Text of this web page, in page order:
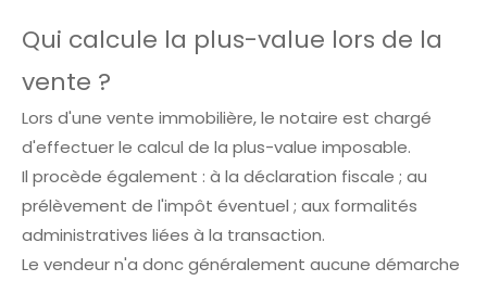
Qui calcule la plus-value lors de la
vente ?
Lors d'une vente immobilière, le notaire est chargé
d'effectuer le calcul de la plus-value imposable.
Il procède également : à la déclaration fiscale ; au
prélèvement de l'impôt éventuel ; aux formalités
administratives liées à la transaction.
Le vendeur n'a donc généralement aucune démarche